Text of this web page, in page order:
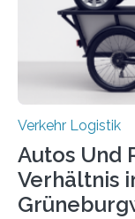
Verkehr Logistik
Autos Und
Verhältnis